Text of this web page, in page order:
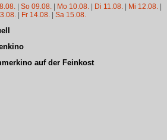
|So 09.08. | Mo 10.08. | Di 11.08. | Mi 12.08. |
| Fr 14.08. |Sa 15.08.
auf der Feinkost